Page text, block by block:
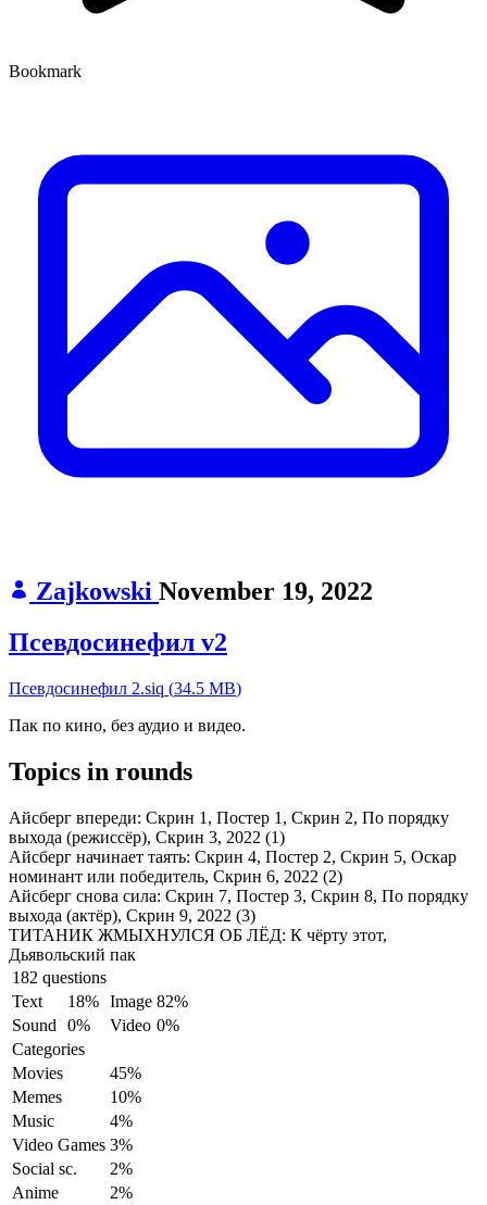
Bookmark
ZajkowskiNovember 19, 2022
Псевдосинефил v2
Псевдосинефил 2.siq (34.5 MB)
Пак по кино, без аудио и видео.
Topics in rounds
Айсберг впереди: Скрин 1, Постер 1, Скрин 2, По порядку
выхода (режиссёр), Скрин 3, 2022 (1)
Айсберг начинает таять: Скрин 4, Постер 2, Скрин 5, Оскар
номинант или победитель, Скрин 6, 2022 (2)
Айсберг снова сила: Скрин 7, Постер 3, Скрин 8, По порядку
выхода (актёр), Скрин 9, 2022 (3)
ТИТАНИК ЖМЫХНУЛСЯ ОБ ЛЁД: К чёрту этот,
Дьявольский пак
182 questions
Text
18% Image 82%
Sound
0% Video 0%
Categories
Movies
45%
Memes
10%
Music
4%
Video Games 3%
Social sc.
2%
Anime
2%